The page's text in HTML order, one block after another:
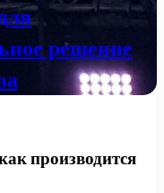
решение
производится